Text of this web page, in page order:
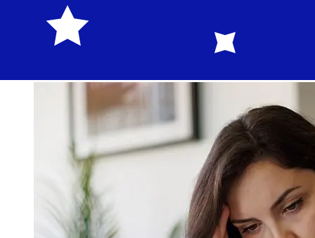
الدنمارك إلى أستراليا بناءً على طريقة الدفع وتوقيت المعاملة.
عادةً ما تستغرق التحويلات البنكية الدولية من يوم إلى 5 أيام عمل.
قد تؤثر أيضاً عوامل مثل العطلات المصرفية والفحوصات الأمنية
على عملية التسليم. تحقق من Nykredit Bank A/S من أوقات